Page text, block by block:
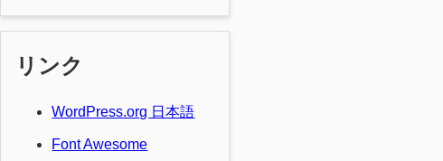
リンク
WordPress.org 日本語
Font Awesome